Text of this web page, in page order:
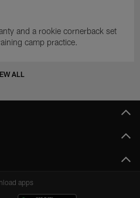
and a rookie cornerback set
camp practice.
ALL
apps